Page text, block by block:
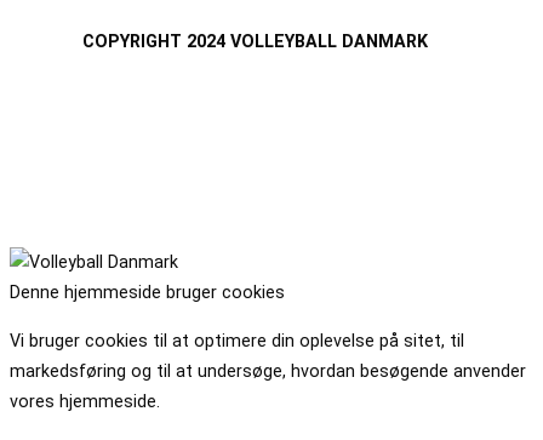
COPYRIGHT 2024 VOLLEYBALL DANMARK
Denne hjemmeside bruger cookies
Vi bruger cookies til at optimere din oplevelse på sitet, til
markedsføring og til at undersøge, hvordan besøgende anvender
vores hjemmeside.